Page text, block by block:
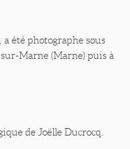
a été photographe sous
Marne (Marne) puis à
de Joëlle Ducrocq.